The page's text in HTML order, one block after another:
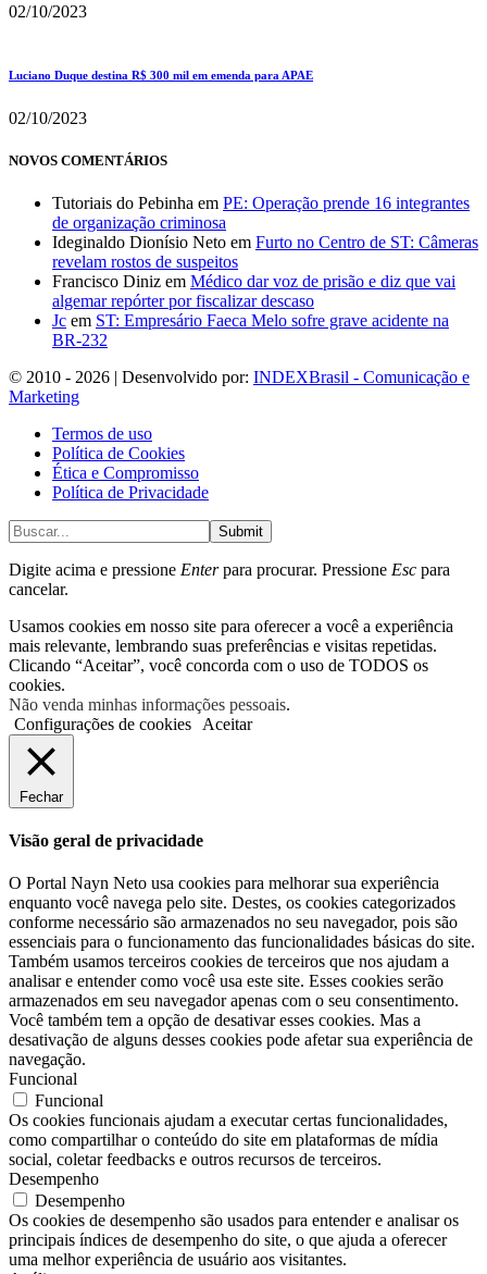
02/10/2023
Luciano Duque destina R$ 300 mil em emenda para APAE
02/10/2023
NOVOS COMENTÁRIOS
Tutoriais do Pebinha em PE: Operação prende 16 integrantes
de organização criminosa
Ideginaldo Dionísio Neto em Furto no Centro de ST: Câmeras
revelam rostos de suspeitos
Francisco Diniz em Médico dar voz de prisão e diz que vai
algemar repórter por fiscalizar descaso
Jc em ST: Empresário Faeca Melo sofre grave acidente na
BR-232
© 2010 - 2026 | Desenvolvido por: INDEXBrasil - Comunicação e
Marketing
Termos de uso
Política de Cookies
Ética e Compromisso
Política de Privacidade
Submit
Digite acima e pressione Enterpara procurar. Pressione Esc para
cancelar.
Usamos cookies em nosso site para oferecer a você a experiência
mais relevante, lembrando suas preferências e visitas repetidas.
Clicando “Aceitar”, você concorda com o uso de TODOS os
cookies.
Não venda minhas informações pessoais.
Configurações de cookies
Aceitar
Fechar
Visão geral de privacidade
O Portal Nayn Neto usa cookies para melhorar sua experiência
enquanto você navega pelo site. Destes, os cookies categorizados
conforme necessário são armazenados no seu navegador, pois são
essenciais para o funcionamento das funcionalidades básicas do site.
Também usamos terceiros cookies de terceiros que nos ajudam a
analisar e entender como você usa este site. Esses cookies serão
armazenados em seu navegador apenas com o seu consentimento.
Você também tem a opção de desativar esses cookies. Mas a
desativação de alguns desses cookies pode afetar sua experiência de
navegação.
Funcional
Funcional
Os cookies funcionais ajudam a executar certas funcionalidades,
como compartilhar o conteúdo do site em plataformas de mídia
social, coletar feedbacks e outros recursos de terceiros.
Desempenho
Desempenho
Os cookies de desempenho são usados ​​para entender e analisar os
principais índices de desempenho do site, o que ajuda a oferecer
uma melhor experiência de usuário aos visitantes.